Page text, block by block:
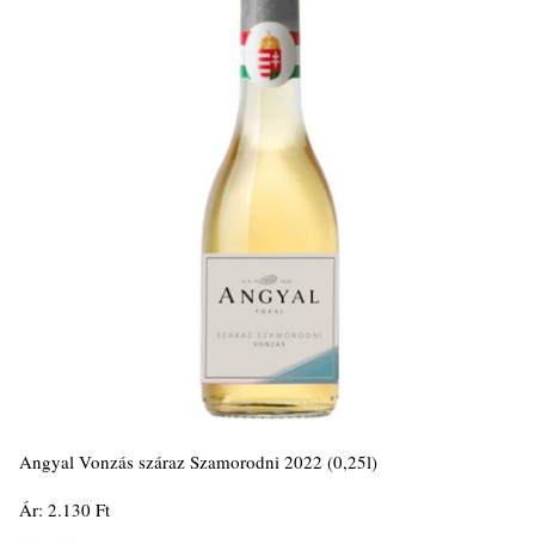
Angyal Vonzás száraz Szamorodni 2022 (0,25l)
Ár: 2.130 Ft